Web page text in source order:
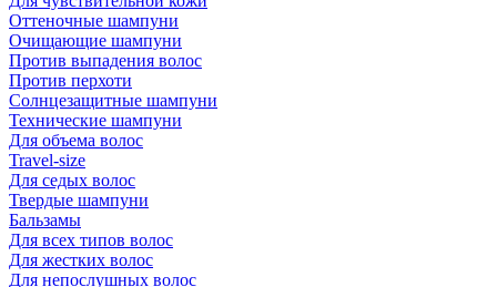
Оттеночные шампуни
Очищающие шампуни
Против выпадения волос
Против перхоти
Солнцезащитные шампуни
Технические шампуни
Для объема волос
Travel-size
Для седых волос
Твердые шампуни
Бальзамы
Для всех типов волос
Для жестких волос
Для непослушных волос